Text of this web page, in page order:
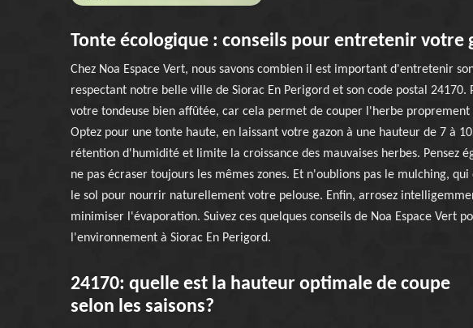
Tonte écologique : conseils pour entretenir votre
Chez Noa Espace Vert, nous savons combien il est important d'entretenir
respectant notre belle ville de Siorac En Perigord et son code postal
votre tondeuse bien affûtée, car cela permet de couper l'herbe
Optez pour une tonte haute, en laissant votre gazon à une hauteur de 7 à
rétention d'humidité et limite la croissance des mauvaises herbes. Pensez
ne pas écraser toujours les mêmes zones. Et n'oublions pas le mulching,
le sol pour nourrir naturellement votre pelouse. Enfin, arrosez
minimiser l'évaporation. Suivez ces quelques conseils de Noa Espace Vert
l'environnement à Siorac En Perigord.
24170: quelle est la hauteur optimale de coupe
selon les saisons?